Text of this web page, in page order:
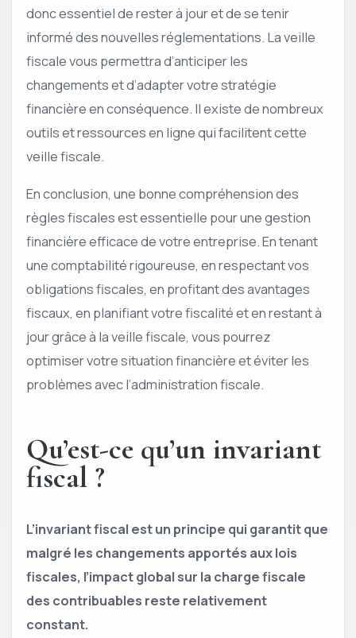
donc essentiel de rester à jour et de se tenir
informé des nouvelles réglementations. La veille
fiscale vous permettra d’anticiper les
changements et d’adapter votre stratégie
financière en conséquence. Il existe de nombreux
outils et ressources en ligne qui facilitent cette
veille fiscale.
En conclusion, une bonne compréhension des
règles fiscales est essentielle pour une gestion
financière efficace de votre entreprise. En tenant
une comptabilité rigoureuse, en respectant vos
obligations fiscales, en profitant des avantages
fiscaux, en planifiant votre fiscalité et en restant à
jour grâce à la veille fiscale, vous pourrez
optimiser votre situation financière et éviter les
problèmes avec l’administration fiscale.
Qu’est-ce qu’un invariant
fiscal ?
L’invariant fiscal est un principe qui garantit que
malgré les changements apportés aux lois
fiscales, l’impact global sur la charge fiscale
des contribuables reste relativement
constant.